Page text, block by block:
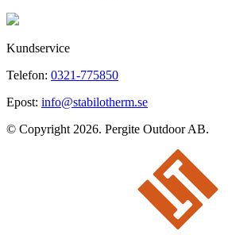
Kundservice
Telefon: 0321-775850
Epost: info@stabilotherm.se
© Copyright 2026. Pergite Outdoor AB.